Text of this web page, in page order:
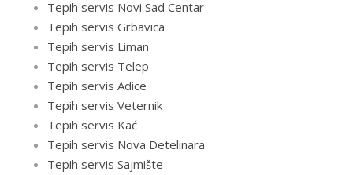
Tepih servis Novi Sad Centar
Tepih servis Grbavica
Tepih servis Liman
Tepih servis Telep
Tepih servis Adice
Tepih servis Veternik
Tepih servis Kać
Tepih servis Nova Detelinara
Tepih servis Sajmište